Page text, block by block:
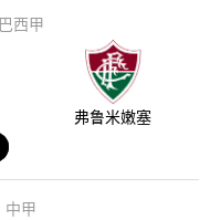
巴西甲
弗鲁米嫩塞
中甲